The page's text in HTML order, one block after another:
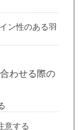
ン性のある羽
わせる際の
意する